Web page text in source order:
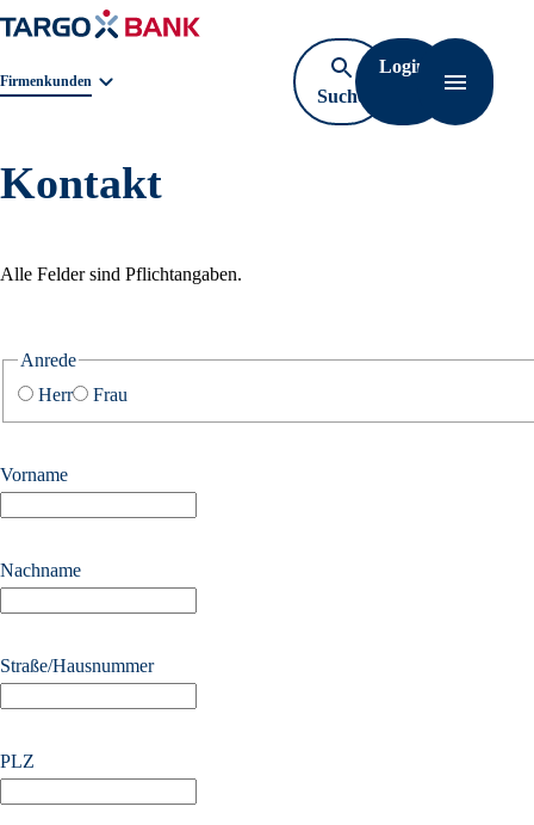
Geschäftsbereichnavigation. Aktuelle Auswahl:
Firmenkunden
Suche
öffnen
Login
Kontakt
Alle Felder sind Pflichtangaben.
Anrede
Herr
Frau
Vorname
Nachname
Straße/Hausnummer
PLZ